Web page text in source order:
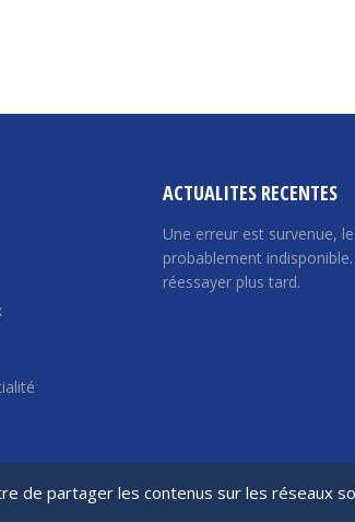
de partager les contenus sur les réseaux
ACTUALITES RECENTES
Une erreur est survenue,
probablement indisponible.
réessayer plus tard.